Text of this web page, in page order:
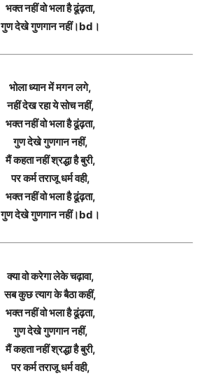
भक्त नहीं वो भला है ढूंढ़ता,
गुण देखे गुणगान नहीं।bd।
भोला ध्यान में मगन लगे,
नहीं देख रहा ये सोच नहीं,
भक्त नहीं वो भला है ढूंढ़ता,
गुण देखे गुणगान नहीं,
मैं कहता नहीं श्रद्धा है बुरी,
पर कर्म तराजू धर्म वही,
भक्त नहीं वो भला है ढूंढ़ता,
गुण देखे गुणगान नहीं।bd।
क्या वो करेगा लेके चढ़ावा,
सब कुछ त्याग के बैठा कहीं,
भक्त नहीं वो भला है ढूंढ़ता,
गुण देखे गुणगान नहीं,
मैं कहता नहीं श्रद्धा है बुरी,
पर कर्म तराजू धर्म वही,